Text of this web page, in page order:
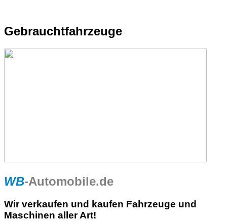
Gebrauchtfahrzeuge
WB-Automobile.de
Wir verkaufen und kaufen Fahrzeuge und
Maschinen aller Art!